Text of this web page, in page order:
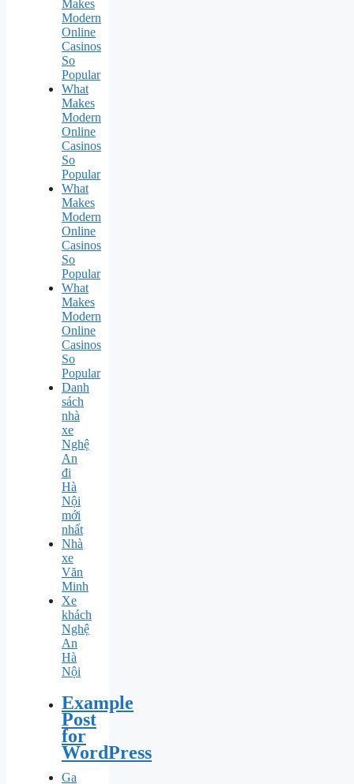
Makes
Modern
Online
Casinos
So
Popular
What
Makes
Modern
Online
Casinos
So
Popular
What
Makes
Modern
Online
Casinos
So
Popular
What
Makes
Modern
Online
Casinos
So
Popular
Danh
sách
nhà
xe
Nghệ
An
đi
Hà
Nội
mới
nhất
Nhà
xe
Văn
Minh
Xe
khách
Nghệ
An
Hà
Nội
Example
Post
for
WordPress
Ga